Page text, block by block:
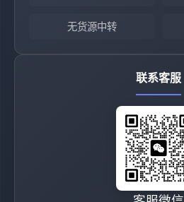
无货源中转
联系客服